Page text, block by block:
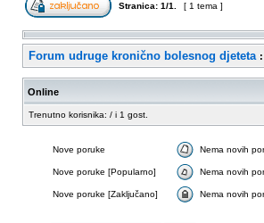
Stranica: 1/1 [ 1 tema ]
Forum udruge kronično bolesnog djeteta :
Online
Trenutno korisnika: / i 1 gost.
Nove poruke Nema novih
Nove poruke [Popularno] Nema novih
Nove poruke [Zaključano] Nema novih